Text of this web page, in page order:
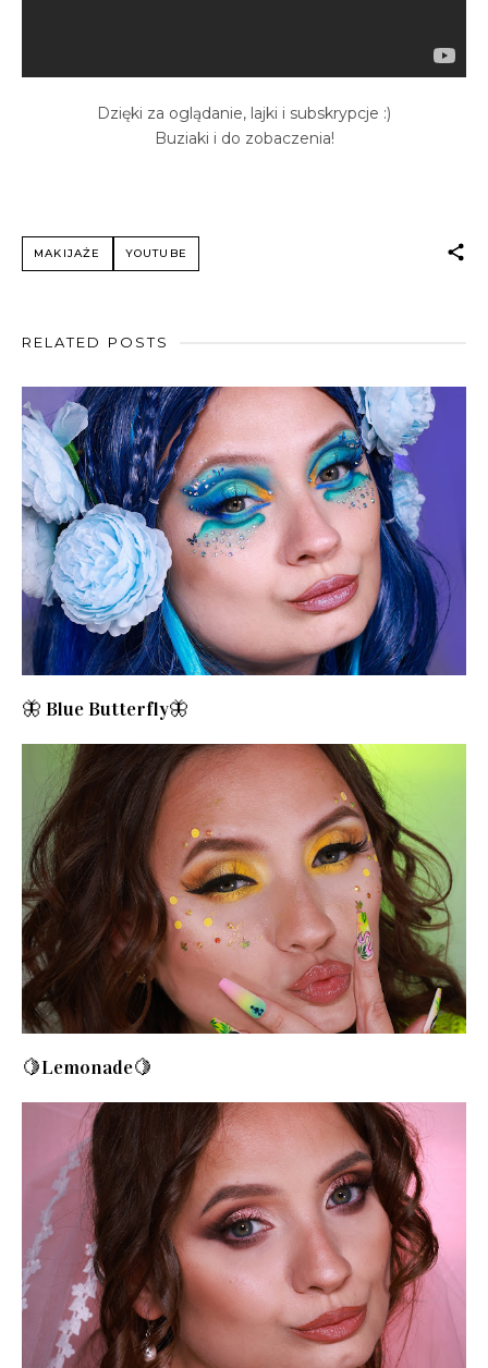
Dzięki za oglądanie, lajki i subskrypcje :)
Buziaki i do zobaczenia!
MAKIJAŻE YOUTUBE
RELATED POSTS
🦋 Blue Butterfly🦋
🍋Lemonade🍋